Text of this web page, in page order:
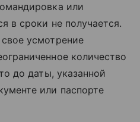
или
в сроки не получается.
усмотрение
количество
до даты, указанной
или паспорте